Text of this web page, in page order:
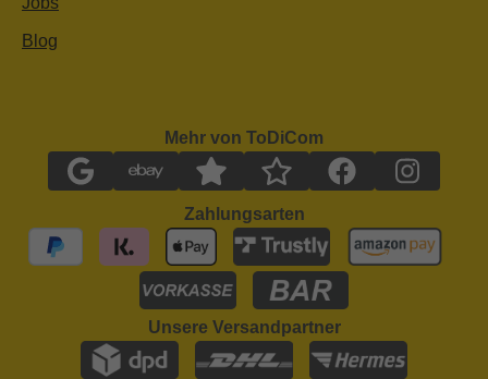
Blog
Mehr von ToDiCom
Zahlungsarten
Unsere Versandpartner